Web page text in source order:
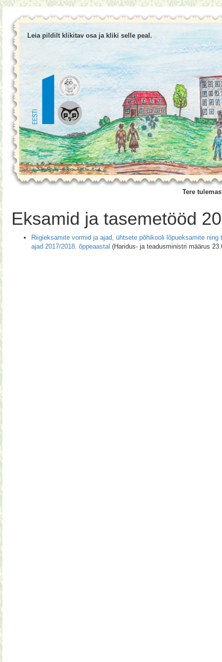
Leia pildilt klikitav osa ja kliki selle peal.
Tere
Eksamid ja tasemetööd
Riigieksamite vormid ja ajad, ühtsete põhikooli lõpueksamite ning
ajad 2017/2018. õppeaastal (Haridus- ja teadusministri määrus